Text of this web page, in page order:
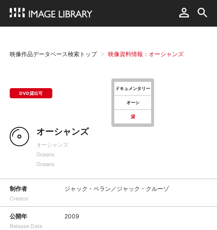
映像作品データベース検索トップ 映像資料情報：オーシャンズ
DVD貸出可
ドキュメンタリー
オーシ
貸
オーシャンズ
オーシャンズ
Oceans
Oceans
制作者
Creator
ジャック・ペラン／ジャック・クルーゾ
公開年
Release Date
2009